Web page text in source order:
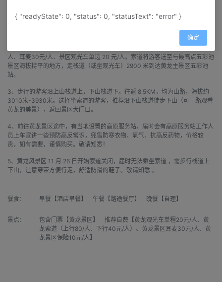
1、黄龙风景区内有一条上山栈道，一条下山栈道。所有景点位于下山栈道两
边，游客可自主选择徒步上下，或乘坐索道/观光车。须提前知晓：
2、费用不含（非必消）：黄龙索道上行 80 元/人、下行 40 元/人、保险10 元/
人、耳麦30元/人、景区观光车单边 20 元/人。索道将游客送至与最高点五彩池
景区海拔持平的地方，走栈道（或坐观光车）2900 米到达黄龙主景区五彩池
站。
3、步行的游客沿上山栈道上，下山栈道下。往返 8.5KM，均为山路，海拔约
3010米-3930米。选择坐索道的游客，推荐沿下山栈道徒步下山（可一路观看
黄龙的美景），返回景区大门口。
4、前往黄龙景区途中，有当地设置的高原服务站，届时会有高原服务站工作人
员上车宣讲一些预防高反常识，兜售防寒衣物、氧气、抗高反药物，价格较
贵，如有需要，谨慎购买。敬请知悉！
5、黄龙风景区 11 月 26 日开始索道关闭，届时无法乘坐索道 ，需步行栈道上
下山，注意穿带方便行走，舒适防滑的鞋子。敬请知悉 。
餐食： 早餐【酒店早餐】 午餐【路途餐厅】 晚餐【自理】
景点：
包含门票【黄龙景区】 推荐自费【黄龙观光车单程20元/人、黄
龙索道（上行80/人、下行40元/人）、黄龙景区耳麦30元/人、黄
龙景区保险10元/人】
{ "readyState": 0, "status": 0, "statusText": "error" }
确定